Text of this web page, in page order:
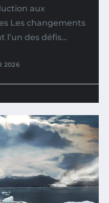
aux
Les changements
l’un des défis…
2026